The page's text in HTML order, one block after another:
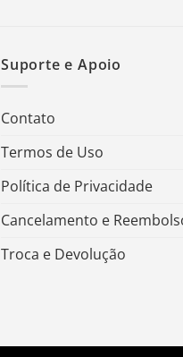
Suporte e Apoio
Contato
Termos de Uso
Política de Privacidade
Cancelamento e
Troca e Devolução